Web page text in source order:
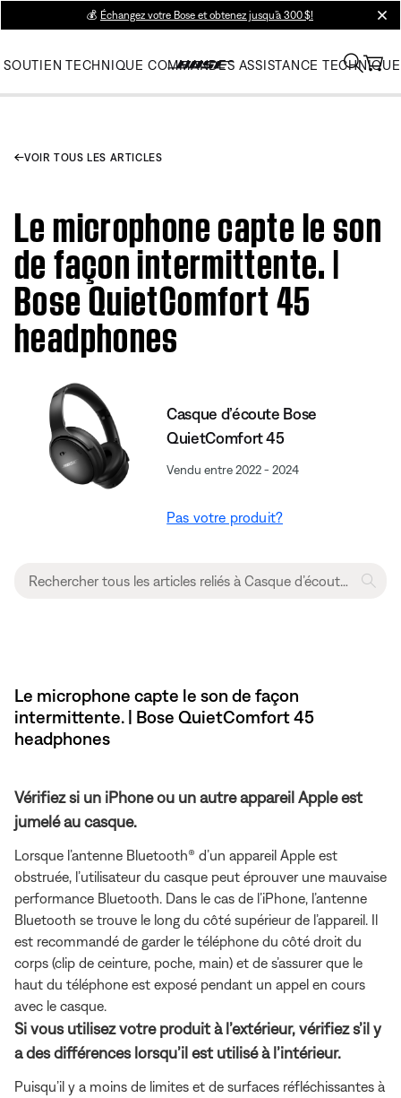
💰 Échangez votre Bose et obtenez jusqu’à 300 $!
SOUTIEN TECHNIQUE COMMANDES ASSISTANCE TECHNIQUE
VOIR TOUS LES ARTICLES
Le microphone capte le son
de façon intermittente. |
Bose QuietComfort 45
headphones
Casque d’écoute Bose
QuietComfort 45
Vendu entre 2022 - 2024
Pas votre produit?
Le microphone capte le son de façon
intermittente. | Bose QuietComfort 45
headphones
Vérifiez si un iPhone ou un autre appareil Apple est
jumelé au casque.
Lorsque l’antenne Bluetooth® d’un appareil Apple est
obstruée, l’utilisateur du casque peut éprouver une mauvaise
performance Bluetooth. Dans le cas de l’iPhone, l’antenne
Bluetooth se trouve le long du côté supérieur de l’appareil. Il
est recommandé de garder le téléphone du côté droit du
corps (clip de ceinture, poche, main) et de s’assurer que le
haut du téléphone est exposé pendant un appel en cours
avec le casque.
Si vous utilisez votre produit à l’extérieur, vérifiez s’il y
a des différences lorsqu’il est utilisé à l’intérieur.
Puisqu’il y a moins de limites et de surfaces réfléchissantes à